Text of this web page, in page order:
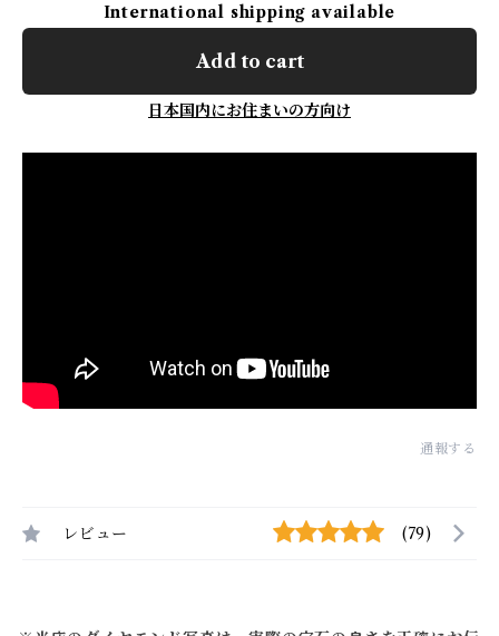
International shipping available
Add to cart
日本国内にお住まいの方向け
通報する
レビュー (79)